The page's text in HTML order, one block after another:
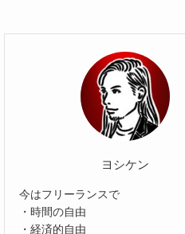
ヨシケン
今はフリーランスで
・時間の自由
・経済的自由